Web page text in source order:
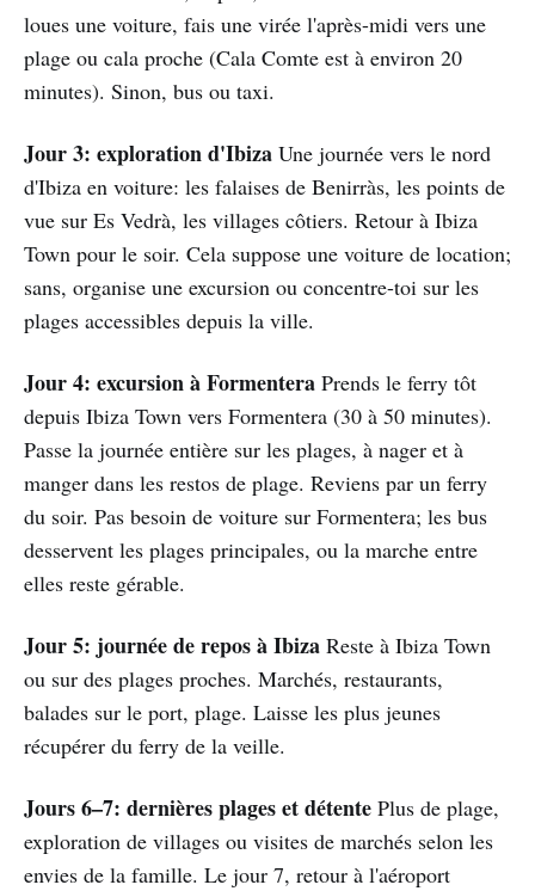
loues une voiture, fais une virée l'après-midi vers une
plage ou cala proche (Cala Comte est à environ 20
minutes). Sinon, bus ou taxi.
Jour 3: exploration d'Ibiza Une journée vers le nord
d'Ibiza en voiture: les falaises de Benirràs, les points de
vue sur Es Vedrà, les villages côtiers. Retour à Ibiza
Town pour le soir. Cela suppose une voiture de location;
sans, organise une excursion ou concentre-toi sur les
plages accessibles depuis la ville.
Jour 4: excursion à Formentera Prends le ferry tôt
depuis Ibiza Town vers Formentera (30 à 50 minutes).
Passe la journée entière sur les plages, à nager et à
manger dans les restos de plage. Reviens par un ferry
du soir. Pas besoin de voiture sur Formentera; les bus
desservent les plages principales, ou la marche entre
elles reste gérable.
Jour 5: journée de repos à Ibiza Reste à Ibiza Town
ou sur des plages proches. Marchés, restaurants,
balades sur le port, plage. Laisse les plus jeunes
récupérer du ferry de la veille.
Jours 6–7: dernières plages et détente Plus de plage,
exploration de villages ou visites de marchés selon les
envies de la famille. Le jour 7, retour à l'aéroport